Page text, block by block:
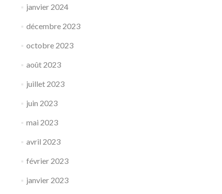
janvier 2024
décembre 2023
octobre 2023
août 2023
juillet 2023
juin 2023
mai 2023
avril 2023
février 2023
janvier 2023